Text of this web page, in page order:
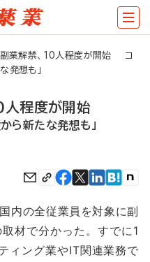
業解禁、10人程度が開始 コ
発想も」
人程度が開始
ら新たな発想も」
内の全従業員を対象に副
材で分かった。すでに1
ィング業やIT関連業務で